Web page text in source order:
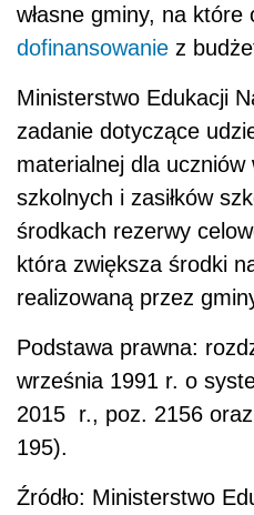
własne gminy, na które
dofinansowanie z
Ministerstwo Edukacji
zadanie dotyczące
materialnej dla
szkolnych i zasiłków
środkach rezerwy
która zwiększa środki
realizowaną przez
Podstawa prawna:
września 1991 r. o
2015 r., poz. 2156
195).
Źródło: Ministerstwo